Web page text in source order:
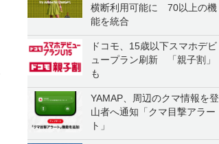
横断利用可能に 70以上の機
能を統合
ドコモ、15歳以下スマホデビ
ュープラン刷新 「親子割」
も
YAMAP、周辺のクマ情報を登
山者へ通知「クマ目撃アラー
ト」